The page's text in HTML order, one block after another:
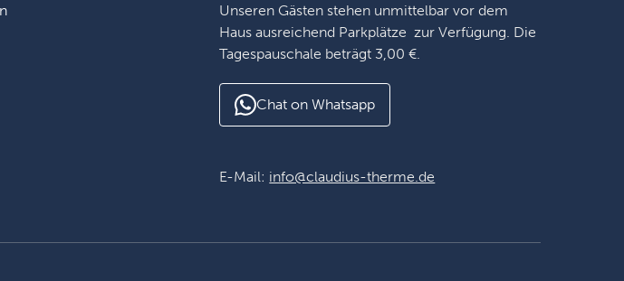
Unseren Gästen stehen unmittelbar vor dem
Haus ausreichend Parkplätze zur Verfügung. Die
Tagespauschale beträgt 3,00 €.
Chat on Whatsapp
E-Mail: info@claudius-therme.de